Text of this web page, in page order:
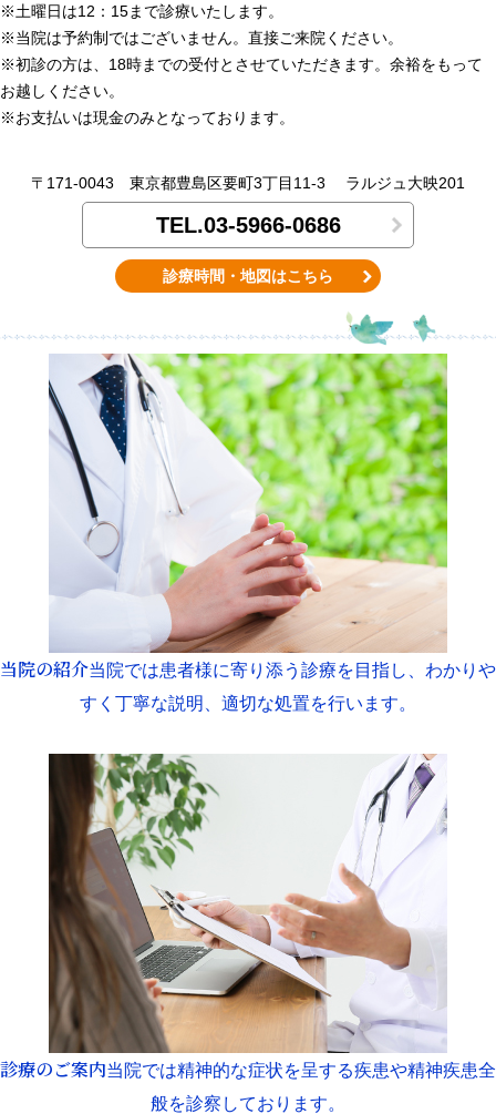
※土曜日は12：15まで診療いたします。
※当院は予約制ではございません。直接ご来院ください。
※初診の方は、18時までの受付とさせていただきます。余裕をもって
お越しください。
※お支払いは現金のみとなっております。
〒171-0043 東京都豊島区要町3丁目11-3 ラルジュ大映201
TEL.03-5966-0686
診療時間・地図はこちら
当院の紹介当院では患者様に寄り添う診療を目指し、わかりや
すく丁寧な説明、適切な処置を行います。
診療のご案内当院では精神的な症状を呈する疾患や精神疾患全
般を診察しております。